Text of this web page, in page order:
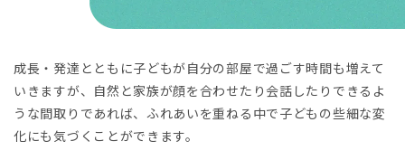
成長・発達とともに子どもが自分の部屋で過ごす時間も増えて
いきますが、自然と家族が顔を合わせたり会話したりできるよ
うな間取りであれば、ふれあいを重ねる中で子どもの些細な変
化にも気づくことができます。